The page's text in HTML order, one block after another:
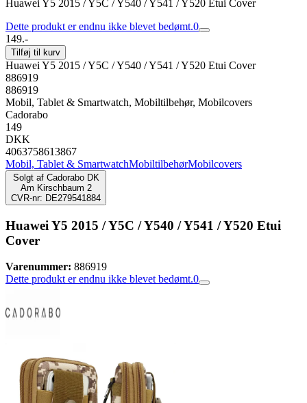
Huawei Y5 2015 / Y5C / Y540 / Y541 / Y520 Etui Cover
Dette produkt er endnu ikke blevet bedømt.0
149.-
Tilføj til kurv
Huawei Y5 2015 / Y5C / Y540 / Y541 / Y520 Etui Cover
886919
886919
Mobil, Tablet & Smartwatch, Mobiltilbehør, Mobilcovers
Cadorabo
149
DKK
4063758613867
Mobil, Tablet & SmartwatchMobiltilbehørMobilcovers
Solgt af Cadorabo DK
Am Kirschbaum 2
CVR-nr: DE279541884
Huawei Y5 2015 / Y5C / Y540 / Y541 / Y520 Etui
Cover
Varenummer: 886919
Dette produkt er endnu ikke blevet bedømt.0